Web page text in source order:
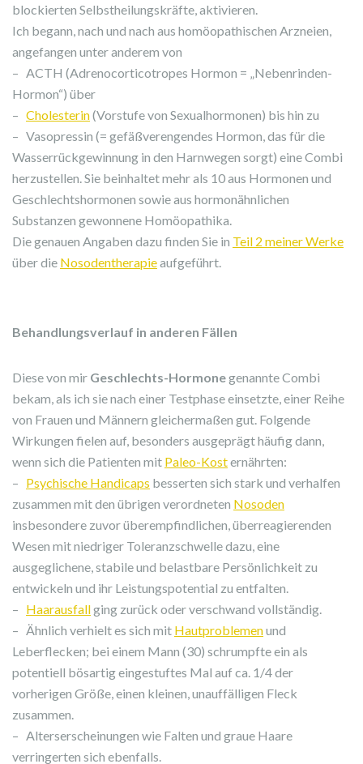
blockierten Selbstheilungskräfte, aktivieren.
Ich begann, nach und nach aus homöopathischen Arzneien,
angefangen unter anderem von
– ACTH (Adrenocorticotropes Hormon = „Nebenrinden-
Hormon“) über
– Cholesterin(Vorstufe von Sexualhormonen) bis hin zu
– Vasopressin (= gefäßverengendes Hormon, das für die
Wasserrückgewinnung in den Harnwegen sorgt) eine Combi
herzustellen. Sie beinhaltet mehr als 10 aus Hormonen und
Geschlechtshormonen sowie aus hormonähnlichen
Substanzen gewonnene Homöopathika.
Die genauen Angaben dazu finden Sie in Teil 2 meiner Werke
über die Nosodentherapieaufgeführt.
Behandlungsverlauf in anderen Fällen
Diese von mir Geschlechts-Hormonegenannte Combi
bekam, als ich sie nach einer Testphase einsetzte, einer Reihe
von Frauen und Männern gleichermaßen gut. Folgende
Wirkungen fielen auf, besonders ausgeprägt häufig dann,
wenn sich die Patienten mit Paleo-Kosternährten:
– Psychische Handicaps besserten sich stark und verhalfen
zusammen mit den übrigen verordneten Nosoden
insbesondere zuvor überempfindlichen, überreagierenden
Wesen mit niedriger Toleranzschwelle dazu, eine
ausgeglichene, stabile und belastbare Persönlichkeit zu
entwickeln und ihr Leistungspotential zu entfalten.
– Haarausfallging zurück oder verschwand vollständig.
– Ähnlich verhielt es sich mit Hautproblemenund
Leberflecken; bei einem Mann (30) schrumpfte ein als
potentiell bösartig eingestuftes Mal auf ca. 1/4 der
vorherigen Größe, einen kleinen, unauffälligen Fleck
zusammen.
– Alterserscheinungen wie Falten und graue Haare
verringerten sich ebenfalls.